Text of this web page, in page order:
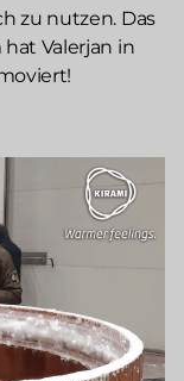
zu nutzen. Das
Valerjan in